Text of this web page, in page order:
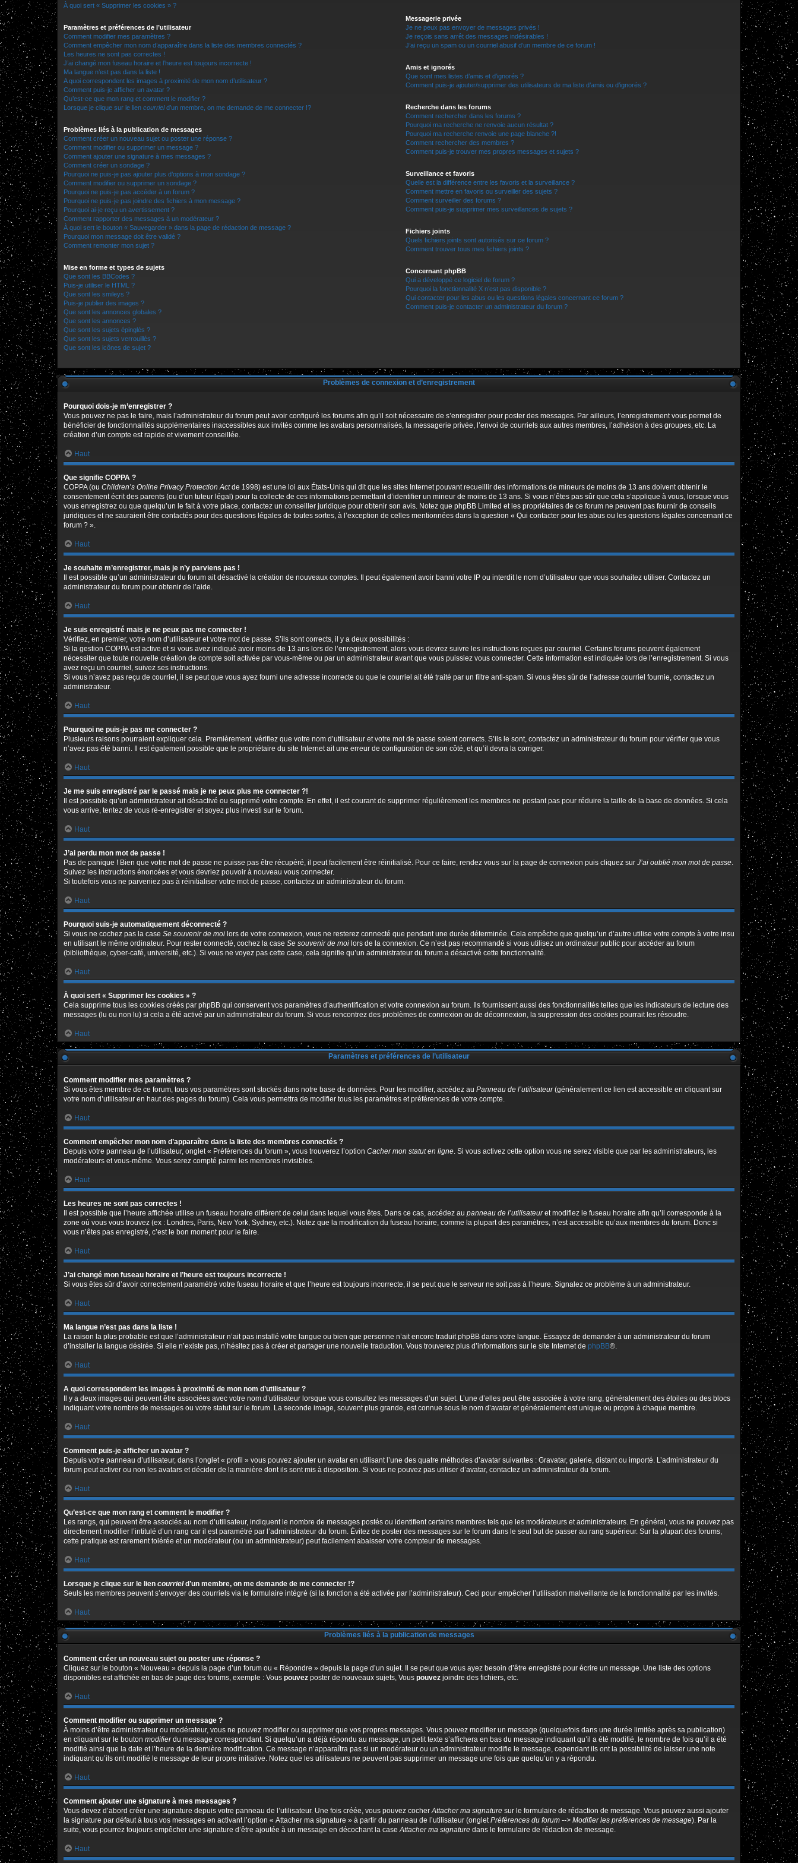
À quoi sert « Supprimer les cookies » ?
Paramètres et préférences de l’utilisateur
Comment modifier mes paramètres ?
Comment empêcher mon nom d’apparaître dans la liste des membres connectés ?
Les heures ne sont pas correctes !
J’ai changé mon fuseau horaire et l’heure est toujours incorrecte !
Ma langue n’est pas dans la liste !
A quoi correspondent les images à proximité de mon nom d’utilisateur ?
Comment puis-je afficher un avatar ?
Qu’est-ce que mon rang et comment le modifier ?
Lorsque je clique sur le lien courrield’un membre, on me demande de me connecter !?
Problèmes liés à la publication de messages
Comment créer un nouveau sujet ou poster une réponse ?
Comment modifier ou supprimer un message ?
Comment ajouter une signature à mes messages ?
Comment créer un sondage ?
Pourquoi ne puis-je pas ajouter plus d’options à mon sondage ?
Comment modifier ou supprimer un sondage ?
Pourquoi ne puis-je pas accéder à un forum ?
Pourquoi ne puis-je pas joindre des fichiers à mon message ?
Pourquoi ai-je reçu un avertissement ?
Comment rapporter des messages à un modérateur ?
À quoi sert le bouton « Sauvegarder » dans la page de rédaction de message ?
Pourquoi mon message doit être validé ?
Comment remonter mon sujet ?
Mise en forme et types de sujets
Que sont les BBCodes ?
Puis-je utiliser le HTML ?
Que sont les smileys ?
Puis-je publier des images ?
Que sont les annonces globales ?
Que sont les annonces ?
Que sont les sujets épinglés ?
Que sont les sujets verrouillés ?
Que sont les icônes de sujet ?
Messagerie privée
Je ne peux pas envoyer de messages privés !
Je reçois sans arrêt des messages indésirables !
J’ai reçu un spam ou un courriel abusif d’un membre de ce forum !
Amis et ignorés
Que sont mes listes d’amis et d’ignorés ?
Comment puis-je ajouter/supprimer des utilisateurs de ma liste d’amis ou d’ignorés ?
Recherche dans les forums
Comment rechercher dans les forums ?
Pourquoi ma recherche ne renvoie aucun résultat ?
Pourquoi ma recherche renvoie une page blanche ?!
Comment rechercher des membres ?
Comment puis-je trouver mes propres messages et sujets ?
Surveillance et favoris
Quelle est la différence entre les favoris et la surveillance ?
Comment mettre en favoris ou surveiller des sujets ?
Comment surveiller des forums ?
Comment puis-je supprimer mes surveillances de sujets ?
Fichiers joints
Quels fichiers joints sont autorisés sur ce forum ?
Comment trouver tous mes fichiers joints ?
Concernant phpBB
Qui a développé ce logiciel de forum ?
Pourquoi la fonctionnalité X n’est pas disponible ?
Qui contacter pour les abus ou les questions légales concernant ce forum ?
Comment puis-je contacter un administrateur du forum ?
Problèmes de connexion et d’enregistrement
Pourquoi dois-je m’enregistrer ?
Vous pouvez ne pas le faire, mais l’administrateur du forum peut avoir configuré les forums afin qu’il soit nécessaire de s’enregistrer pour poster des messages. Par ailleurs, l’enregistrement vous permet de
bénéficier de fonctionnalités supplémentaires inaccessibles aux invités comme les avatars personnalisés, la messagerie privée, l’envoi de courriels aux autres membres, l’adhésion à des groupes, etc. La
création d’un compte est rapide et vivement conseillée.
Haut
Que signifie COPPA ?
COPPA (ou Children’s Online Privacy Protection Actde 1998) est une loi aux États-Unis qui dit que les sites Internet pouvant recueillir des informations de mineurs de moins de 13 ans doivent obtenir le
consentement écrit des parents (ou d’un tuteur légal) pour la collecte de ces informations permettant d’identifier un mineur de moins de 13 ans. Si vous n’êtes pas sûr que cela s’applique à vous, lorsque vous
vous enregistrez ou que quelqu’un le fait à votre place, contactez un conseiller juridique pour obtenir son avis. Notez que phpBB Limited et les propriétaires de ce forum ne peuvent pas fournir de conseils
juridiques et ne sauraient être contactés pour des questions légales de toutes sortes, à l’exception de celles mentionnées dans la question « Qui contacter pour les abus ou les questions légales concernant ce
forum ? ».
Haut
Je souhaite m’enregistrer, mais je n’y parviens pas !
Il est possible qu’un administrateur du forum ait désactivé la création de nouveaux comptes. Il peut également avoir banni votre IP ou interdit le nom d’utilisateur que vous souhaitez utiliser. Contactez un
administrateur du forum pour obtenir de l’aide.
Haut
Je suis enregistré mais je ne peux pas me connecter !
Vérifiez, en premier, votre nom d’utilisateur et votre mot de passe. S’ils sont corrects, il y a deux possibilités :
Si la gestion COPPA est active et si vous avez indiqué avoir moins de 13 ans lors de l’enregistrement, alors vous devrez suivre les instructions reçues par courriel. Certains forums peuvent également
nécessiter que toute nouvelle création de compte soit activée par vous-même ou par un administrateur avant que vous puissiez vous connecter. Cette information est indiquée lors de l’enregistrement. Si vous
avez reçu un courriel, suivez ses instructions.
Si vous n’avez pas reçu de courriel, il se peut que vous ayez fourni une adresse incorrecte ou que le courriel ait été traité par un filtre anti-spam. Si vous êtes sûr de l’adresse courriel fournie, contactez un
administrateur.
Haut
Pourquoi ne puis-je pas me connecter ?
Plusieurs raisons pourraient expliquer cela. Premièrement, vérifiez que votre nom d’utilisateur et votre mot de passe soient corrects. S’ils le sont, contactez un administrateur du forum pour vérifier que vous
n’avez pas été banni. Il est également possible que le propriétaire du site Internet ait une erreur de configuration de son côté, et qu’il devra la corriger.
Haut
Je me suis enregistré par le passé mais je ne peux plus me connecter ?!
Il est possible qu’un administrateur ait désactivé ou supprimé votre compte. En effet, il est courant de supprimer régulièrement les membres ne postant pas pour réduire la taille de la base de données. Si cela
vous arrive, tentez de vous ré-enregistrer et soyez plus investi sur le forum.
Haut
J’ai perdu mon mot de passe !
Pas de panique ! Bien que votre mot de passe ne puisse pas être récupéré, il peut facilement être réinitialisé. Pour ce faire, rendez vous sur la page de connexion puis cliquez sur J’ai oublié mon mot de passe.
Suivez les instructions énoncées et vous devriez pouvoir à nouveau vous connecter.
Si toutefois vous ne parveniez pas à réinitialiser votre mot de passe, contactez un administrateur du forum.
Haut
Pourquoi suis-je automatiquement déconnecté ?
Si vous ne cochez pas la case Se souvenir de moi lors de votre connexion, vous ne resterez connecté que pendant une durée déterminée. Cela empêche que quelqu’un d’autre utilise votre compte à votre insu
en utilisant le même ordinateur. Pour rester connecté, cochez la case Se souvenir de moi lors de la connexion. Ce n’est pas recommandé si vous utilisez un ordinateur public pour accéder au forum
(bibliothèque, cyber-café, université, etc.). Si vous ne voyez pas cette case, cela signifie qu’un administrateur du forum a désactivé cette fonctionnalité.
Haut
À quoi sert « Supprimer les cookies » ?
Cela supprime tous les cookies créés par phpBB qui conservent vos paramètres d’authentification et votre connexion au forum. Ils fournissent aussi des fonctionnalités telles que les indicateurs de lecture des
messages (lu ou non lu) si cela a été activé par un administrateur du forum. Si vous rencontrez des problèmes de connexion ou de déconnexion, la suppression des cookies pourrait les résoudre.
Haut
Paramètres et préférences de l’utilisateur
Comment modifier mes paramètres ?
Si vous êtes membre de ce forum, tous vos paramètres sont stockés dans notre base de données. Pour les modifier, accédez au Panneau de l’utilisateur(généralement ce lien est accessible en cliquant sur
votre nom d’utilisateur en haut des pages du forum). Cela vous permettra de modifier tous les paramètres et préférences de votre compte.
Haut
Comment empêcher mon nom d’apparaître dans la liste des membres connectés ?
Depuis votre panneau de l’utilisateur, onglet « Préférences du forum », vous trouverez l’option Cacher mon statut en ligne. Si vous activez cette option vous ne serez visible que par les administrateurs, les
modérateurs et vous-même. Vous serez compté parmi les membres invisibles.
Haut
Les heures ne sont pas correctes !
Il est possible que l’heure affichée utilise un fuseau horaire différent de celui dans lequel vous êtes. Dans ce cas, accédez au panneau de l’utilisateuret modifiez le fuseau horaire afin qu’il corresponde à la
zone où vous vous trouvez (ex : Londres, Paris, New York, Sydney, etc.). Notez que la modification du fuseau horaire, comme la plupart des paramètres, n’est accessible qu’aux membres du forum. Donc si
vous n’êtes pas enregistré, c’est le bon moment pour le faire.
Haut
J’ai changé mon fuseau horaire et l’heure est toujours incorrecte !
Si vous êtes sûr d’avoir correctement paramétré votre fuseau horaire et que l’heure est toujours incorrecte, il se peut que le serveur ne soit pas à l’heure. Signalez ce problème à un administrateur.
Haut
Ma langue n’est pas dans la liste !
La raison la plus probable est que l’administrateur n’ait pas installé votre langue ou bien que personne n’ait encore traduit phpBB dans votre langue. Essayez de demander à un administrateur du forum
d’installer la langue désirée. Si elle n’existe pas, n’hésitez pas à créer et partager une nouvelle traduction. Vous trouverez plus d’informations sur le site Internet de phpBB®.
Haut
A quoi correspondent les images à proximité de mon nom d’utilisateur ?
Il y a deux images qui peuvent être associées avec votre nom d’utilisateur lorsque vous consultez les messages d’un sujet. L’une d’elles peut être associée à votre rang, généralement des étoiles ou des blocs
indiquant votre nombre de messages ou votre statut sur le forum. La seconde image, souvent plus grande, est connue sous le nom d’avatar et généralement est unique ou propre à chaque membre.
Haut
Comment puis-je afficher un avatar ?
Depuis votre panneau d’utilisateur, dans l’onglet « profil » vous pouvez ajouter un avatar en utilisant l’une des quatre méthodes d’avatar suivantes : Gravatar, galerie, distant ou importé. L’administrateur du
forum peut activer ou non les avatars et décider de la manière dont ils sont mis à disposition. Si vous ne pouvez pas utiliser d’avatar, contactez un administrateur du forum.
Haut
Qu’est-ce que mon rang et comment le modifier ?
Les rangs, qui peuvent être associés au nom d’utilisateur, indiquent le nombre de messages postés ou identifient certains membres tels que les modérateurs et administrateurs. En général, vous ne pouvez pas
directement modifier l’intitulé d’un rang car il est paramétré par l’administrateur du forum. Évitez de poster des messages sur le forum dans le seul but de passer au rang supérieur. Sur la plupart des forums,
cette pratique est rarement tolérée et un modérateur (ou un administrateur) peut facilement abaisser votre compteur de messages.
Haut
Lorsque je clique sur le lien courrield’un membre, on me demande de me connecter !?
Seuls les membres peuvent s’envoyer des courriels via le formulaire intégré (si la fonction a été activée par l’administrateur). Ceci pour empêcher l’utilisation malveillante de la fonctionnalité par les invités.
Haut
Problèmes liés à la publication de messages
Comment créer un nouveau sujet ou poster une réponse ?
Cliquez sur le bouton « Nouveau » depuis la page d’un forum ou « Répondre » depuis la page d’un sujet. Il se peut que vous ayez besoin d’être enregistré pour écrire un message. Une liste des options
disponibles est affichée en bas de page des forums, exemple : Vous pouvez poster de nouveaux sujets, Vous pouvez joindre des fichiers, etc.
Haut
Comment modifier ou supprimer un message ?
À moins d’être administrateur ou modérateur, vous ne pouvez modifier ou supprimer que vos propres messages. Vous pouvez modifier un message (quelquefois dans une durée limitée après sa publication)
en cliquant sur le bouton modifierdu message correspondant. Si quelqu’un a déjà répondu au message, un petit texte s’affichera en bas du message indiquant qu’il a été modifié, le nombre de fois qu’il a été
modifié ainsi que la date et l’heure de la dernière modification. Ce message n’apparaîtra pas si un modérateur ou un administrateur modifie le message, cependant ils ont la possibilité de laisser une note
indiquant qu’ils ont modifié le message de leur propre initiative. Notez que les utilisateurs ne peuvent pas supprimer un message une fois que quelqu’un y a répondu.
Haut
Comment ajouter une signature à mes messages ?
Vous devez d’abord créer une signature depuis votre panneau de l’utilisateur. Une fois créée, vous pouvez cocherAttacher ma signature sur le formulaire de rédaction de message. Vous pouvez aussi ajouter
la signature par défaut à tous vos messages en activant l’option « Attacher ma signature » à partir du panneau de l’utilisateur (ongletPréférences du forum --> Modifier les préférences de message). Par la
suite, vous pourrez toujours empêcher une signature d’être ajoutée à un message en décochant la caseAttacher ma signature dans le formulaire de rédaction de message.
Haut